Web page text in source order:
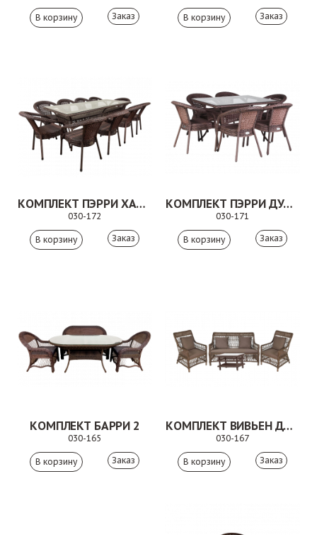
Заказ Заказ
КОМПЛЕКТ ПЭРРИ ХАЙ КОРИЧНЕВЫЙ
030-172
Заказ
КОМПЛЕКТ ПЭРРИ ДУО КОРИЧНЕВЫЙ
030-171
Заказ
КОМПЛЕКТ БАРРИ 2
030-165
Заказ
КОМПЛЕКТ ВИВЬЕН ДУО 2
030-167
Заказ